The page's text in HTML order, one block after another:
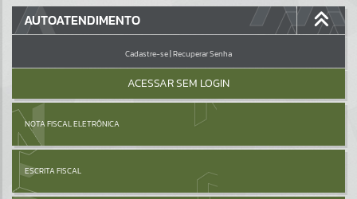
GALERIAS
Por favor, aguarde...
AUTOATENDIMENTO
Cadastre-se|Recuperar Senha
ACESSAR SEM LOGIN
NOTA FISCAL ELETRÔNICA
ESCRITA FISCAL